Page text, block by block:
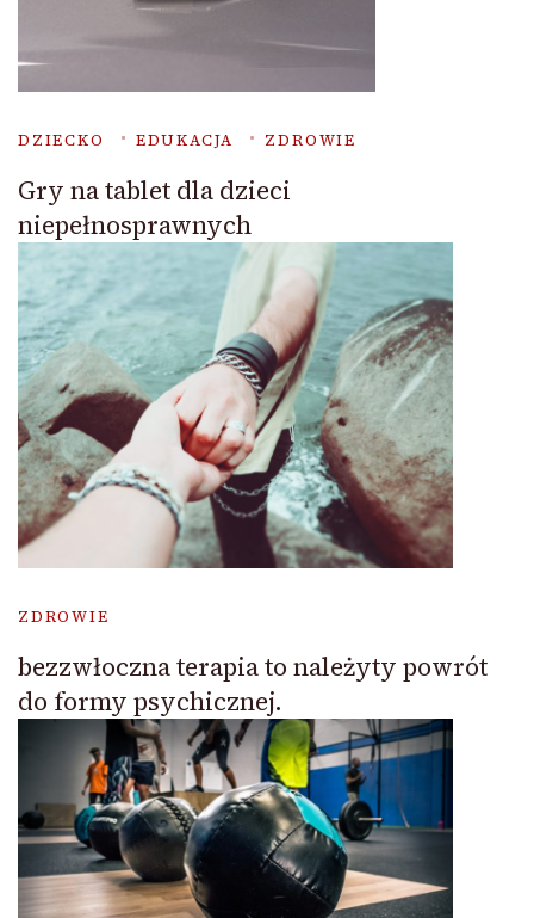
DZIECKO EDUKACJA ZDROWIE
Gry na tablet dla dzieci
niepełnosprawnych
ZDROWIE
bezzwłoczna terapia to należyty powrót
do formy psychicznej.